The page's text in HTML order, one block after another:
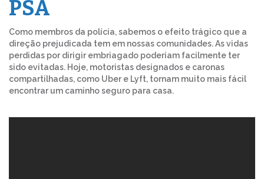
PSA
Como membros da polícia, sabemos o efeito trágico que a
direção prejudicada tem em nossas comunidades. As vidas
perdidas por dirigir embriagado poderiam facilmente ter
sido evitadas. Hoje, motoristas designados e caronas
compartilhadas, como Uber e Lyft, tornam muito mais fácil
encontrar um caminho seguro para casa.